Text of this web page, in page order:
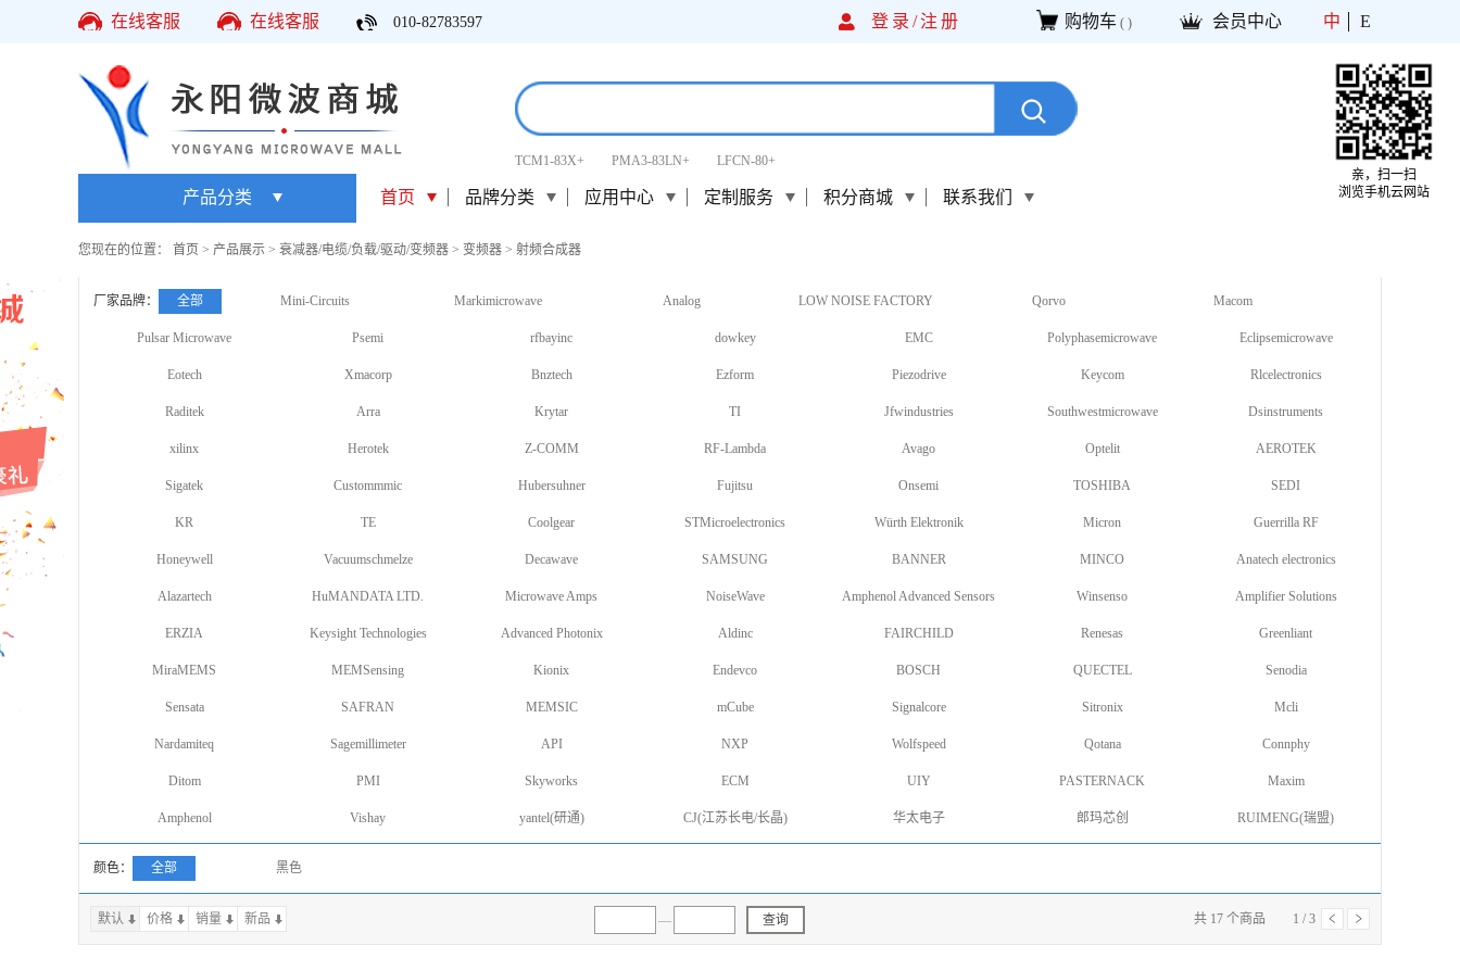
在线客服 在线客服 010-82783597 登录/注册 购物车 ( ) 会员中心 中 E
TCM1-83X+ PMA3-83LN+ LFCN-80+
产品分类 首页 品牌分类 应用中心 定制服务 积分商城 联系我们
您现在的位置： 首页 > 产品展示 > 衰减器/电缆/负载/驱动/变频器 > 变频器 > 射频合成器
厂家品牌： 全部 Mini-Circuits Markimicrowave Analog LOW NOISE FACTORY Qorvo Macom
Pulsar Microwave Psemi rfbayinc dowkey EMC Polyphasemicrowave Eclipsemicrowave
Eotech Xmacorp Bnztech Ezform Piezodrive Keycom Rlcelectronics
Raditek Arra Krytar TI Jfwindustries Southwestmicrowave Dsinstruments
xilinx Herotek Z-COMM RF-Lambda Avago Optelit AEROTEK
Sigatek Custommmic Hubersuhner Fujitsu Onsemi TOSHIBA SEDI
KR TE Coolgear STMicroelectronics Würth Elektronik Micron Guerrilla RF
Honeywell Vacuumschmelze Decawave SAMSUNG BANNER MINCO Anatech electronics
Alazartech HuMANDATA LTD. Microwave Amps NoiseWave Amphenol Advanced Sensors Winsenso Amplifier Solutions
ERZIA Keysight Technologies Advanced Photonix Aldinc FAIRCHILD Renesas Greenliant
MiraMEMS MEMSensing Kionix Endevco BOSCH QUECTEL Senodia
Sensata SAFRAN MEMSIC mCube Signalcore Sitronix Mcli
Nardamiteq Sagemillimeter API NXP Wolfspeed Qotana Connphy
Ditom PMI Skyworks ECM UIY PASTERNACK Maxim
Amphenol Vishay yantel(研通) CJ(江苏长电/长晶) 华太电子 郎玛芯创 RUIMENG(瑞盟)
颜色： 全部 黑色
默认 价格 销量 新品 — 查询 共 17 个商品 1 / 3
上一页下一页
亲，扫一扫
浏览手机云网站